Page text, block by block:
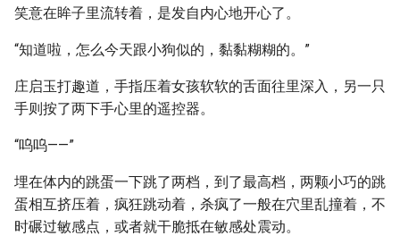
笑意在眸子里流转着，是发自内心地开心了。
“知道啦，怎么今天跟小狗似的，黏黏糊糊的。”
庄启玉打趣道，手指压着女孩软软的舌面往里深入，另一只
手则按了两下手心里的遥控器。
“呜呜——”
埋在体内的跳蛋一下跳了两档，到了最高档，两颗小巧的跳
蛋相互挤压着，疯狂跳动着，杀疯了一般在穴里乱撞着，不
时碾过敏感点，或者就干脆抵在敏感处震动。